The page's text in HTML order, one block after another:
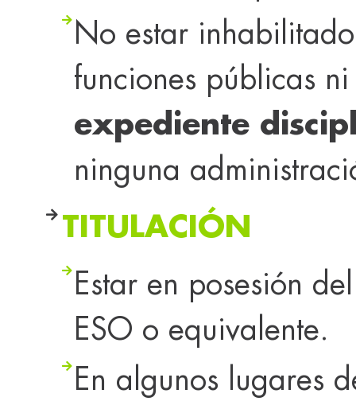
No estar
funciones públicas
expediente
ninguna
TITULACIÓN
Estar en posesión
ESO o equivalente.
En algunos lugares